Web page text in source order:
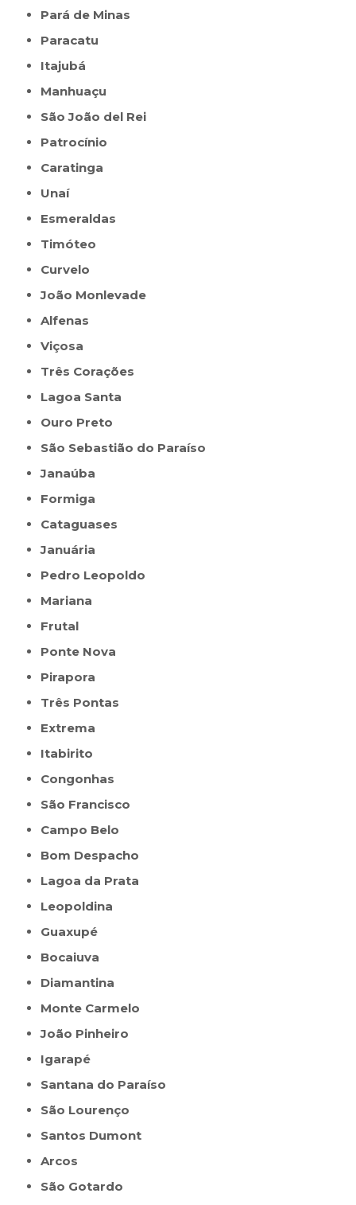
Pará de Minas
Paracatu
Itajubá
Manhuaçu
São João del Rei
Patrocínio
Caratinga
Unaí
Esmeraldas
Timóteo
Curvelo
João Monlevade
Alfenas
Viçosa
Três Corações
Lagoa Santa
Ouro Preto
São Sebastião do Paraíso
Janaúba
Formiga
Cataguases
Januária
Pedro Leopoldo
Mariana
Frutal
Ponte Nova
Pirapora
Três Pontas
Extrema
Itabirito
Congonhas
São Francisco
Campo Belo
Bom Despacho
Lagoa da Prata
Leopoldina
Guaxupé
Bocaiuva
Diamantina
Monte Carmelo
João Pinheiro
Igarapé
Santana do Paraíso
São Lourenço
Santos Dumont
Arcos
São Gotardo